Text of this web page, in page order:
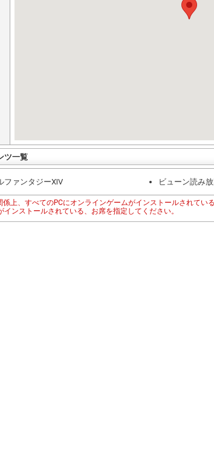
ツ一覧
ファンタジーXIV ビューン読み
係上、すべてのPCにオンラインゲームがインストールされてい
インストールされている、お席を指定してください。